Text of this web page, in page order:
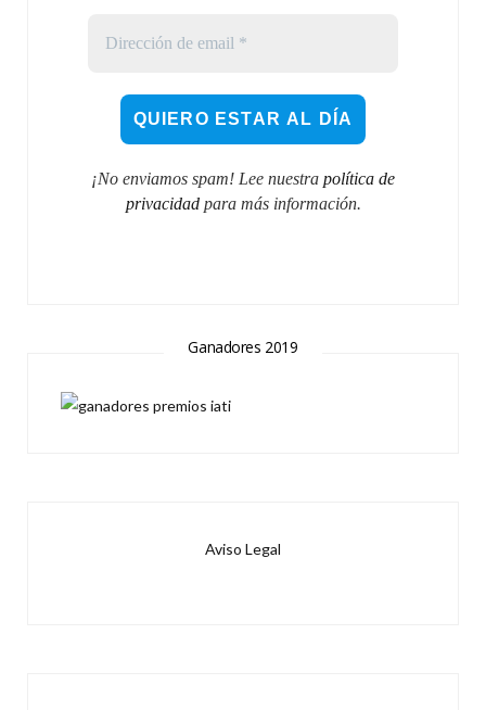
¡No enviamos spam! Lee nuestra política de
privacidadpara más información.
Ganadores 2019
Aviso Legal